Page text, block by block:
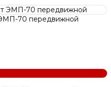
70 передвижной